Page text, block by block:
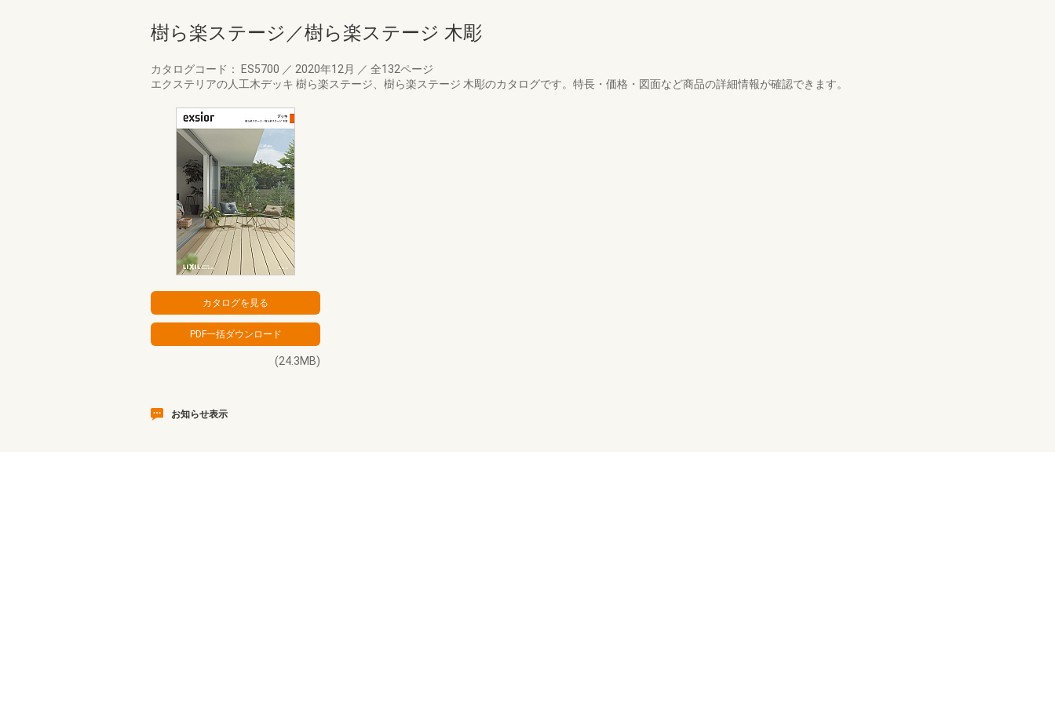
樹ら楽ステージ／樹ら楽ステージ 木彫
カタログコード： ES5700 ／ 2020年12月 ／ 全132ページ
エクステリアの人工木デッキ 樹ら楽ステージ、樹ら楽ステージ 木彫のカタログです。特長・価格・図面など商品の詳細情報が確認できます。
(24.3MB)
お知らせ表示